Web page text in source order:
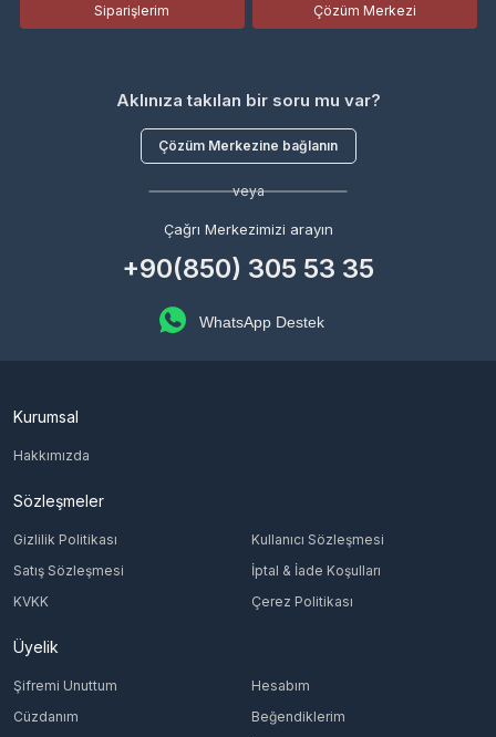
Siparişlerim Çözüm Merkezi
Aklınıza takılan bir soru mu var?
Çözüm Merkezine bağlanın
veya
Çağrı Merkezimizi arayın
+90(850) 305 53 35
WhatsApp Destek
Kurumsal
Hakkımızda
Sözleşmeler
Gizlilik Politikası
Kullanıcı Sözleşmesi
Satış Sözleşmesi
İptal & İade Koşulları
KVKK
Çerez Politikası
Üyelik
Şifremi Unuttum
Hesabım
Cüzdanım
Beğendiklerim